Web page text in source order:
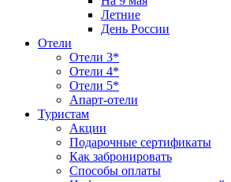
Летние
День России
Отели
Отели 3*
Отели 4*
Отели 5*
Апарт-отели
Туристам
Акции
Подарочные сертификаты
Как забронировать
Способы оплаты